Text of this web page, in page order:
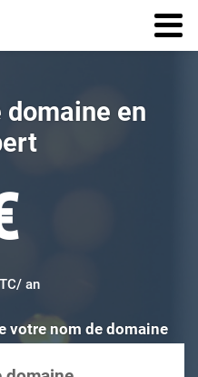
en
an
votre nom de
votre nom de domaine